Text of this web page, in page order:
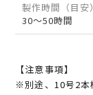
製作時間（目安）
30～50時間
【注意事項】
※別途、10号2本